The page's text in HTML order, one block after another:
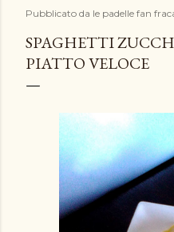
Pubblicato da le padelle fan
SPAGHETTI
PIATTO VELOCE